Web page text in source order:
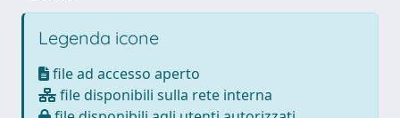
Legenda icone
file ad accesso aperto
file disponibili sulla rete interna